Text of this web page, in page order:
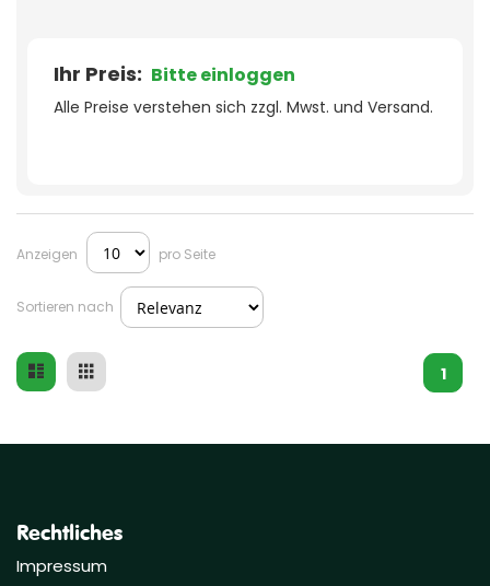
Ihr Preis: Bitte einloggen
Alle Preise verstehen sich zzgl. Mwst. und Versand.
Anzeigen pro Seite
Sortieren nach
1
Ansicht
Liste Raster
Rechtliches
Impressum